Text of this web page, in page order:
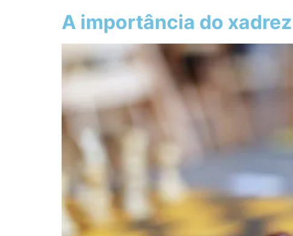
A importância do